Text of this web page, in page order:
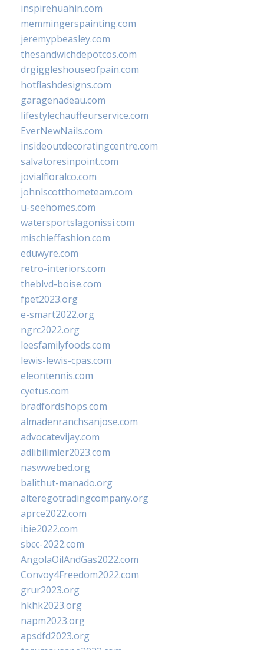
inspirehuahin.com
memmingerspainting.com
jeremypbeasley.com
thesandwichdepotcos.com
drgiggleshouseofpain.com
hotflashdesigns.com
garagenadeau.com
lifestylechauffeurservice.com
EverNewNails.com
insideoutdecoratingcentre.com
salvatoresinpoint.com
jovialfloralco.com
johnlscotthometeam.com
u-seehomes.com
watersportslagonissi.com
mischieffashion.com
eduwyre.com
retro-interiors.com
theblvd-boise.com
fpet2023.org
e-smart2022.org
ngrc2022.org
leesfamilyfoods.com
lewis-lewis-cpas.com
eleontennis.com
cyetus.com
bradfordshops.com
almadenranchsanjose.com
advocatevijay.com
adlibilimler2023.com
naswwebed.org
balithut-manado.org
alteregotradingcompany.org
aprce2022.com
ibie2022.com
sbcc-2022.com
AngolaOilAndGas2022.com
Convoy4Freedom2022.com
grur2023.org
hkhk2023.org
napm2023.org
apsdfd2023.org